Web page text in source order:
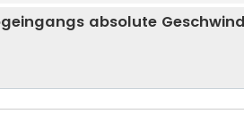
absolute